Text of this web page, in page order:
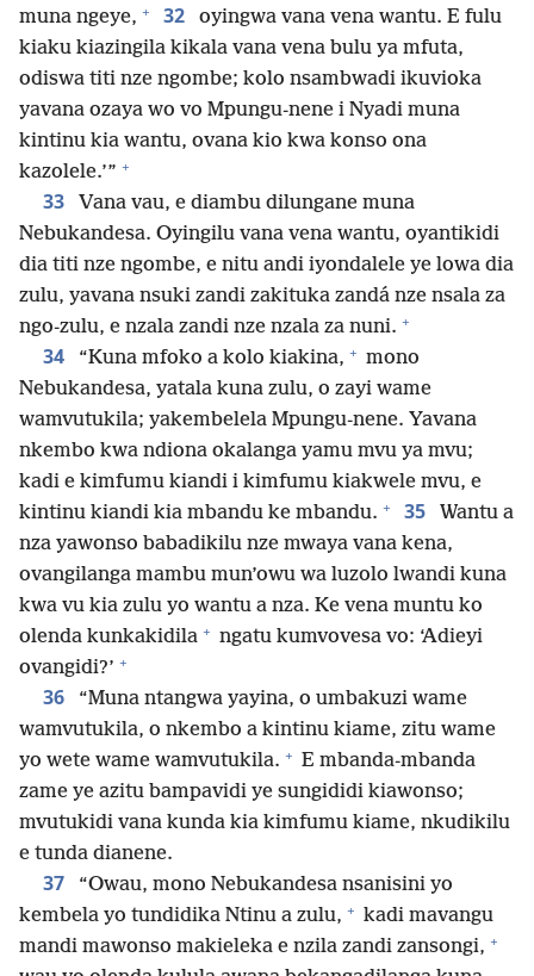
muna ngeye, + 32
oyingwa vana vena wantu. E fulu
kiaku kiazingila kikala vana vena bulu ya mfuta,
odiswa titi nze ngombe; kolo nsambwadi ikuvioka
yavana ozaya wo vo Mpungu-nene i Nyadi muna
kintinu kia wantu, ovana kio kwa konso ona
kazolele.’” +
33
Vana vau, e diambu dilungane muna
Nebukandesa. Oyingilu vana vena wantu, oyantikidi
dia titi nze ngombe, e nitu andi iyondalele ye lowa dia
zulu, yavana nsuki zandi zakituka zandá nze nsala za
ngo-zulu, e nzala zandi nze nzala za nuni. +
34 “Kuna mfoko a kolo kiakina, + mono
Nebukandesa, yatala kuna zulu, o zayi wame
wamvutukila; yakembelela Mpungu-nene. Yavana
nkembo kwa ndiona okalanga yamu mvu ya mvu;
kadi e kimfumu kiandi i kimfumu kiakwele mvu, e
kintinu kiandi kia mbandu ke mbandu. + 35
Wantu a
nza yawonso babadikilu nze mwaya vana kena,
ovangilanga mambu mun’owu wa luzolo lwandi kuna
kwa vu kia zulu yo wantu a nza. Ke vena muntu ko
olenda kunkakidila + ngatu kumvovesa vo: ‘Adieyi
ovangidi?’ +
36
“Muna ntangwa yayina, o umbakuzi wame
wamvutukila, o nkembo a kintinu kiame, zitu wame
yo wete wame wamvutukila. + E mbanda-mbanda
zame ye azitu bampavidi ye sungididi kiawonso;
mvutukidi vana kunda kia kimfumu kiame, nkudikilu
e tunda dianene.
37
“Owau, mono Nebukandesa nsanisini yo
kembela yo tundidika Ntinu a zulu, + kadi mavangu
mandi mawonso makieleka e nzila zandi zansongi, +